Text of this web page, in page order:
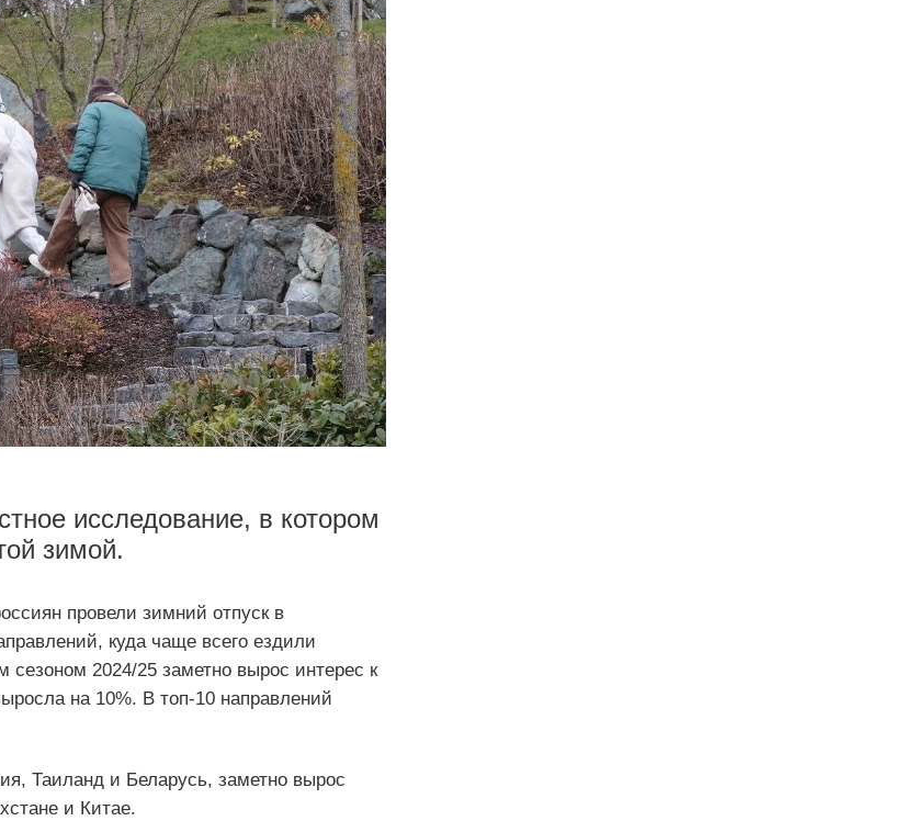
исследование, в котором
зимой.
провели зимний отпуск в
куда чаще всего ездили
2024/25 заметно вырос интерес к
на 10%. В топ-10 направлений
Таиланд и Беларусь, заметно вырос
и Китае.